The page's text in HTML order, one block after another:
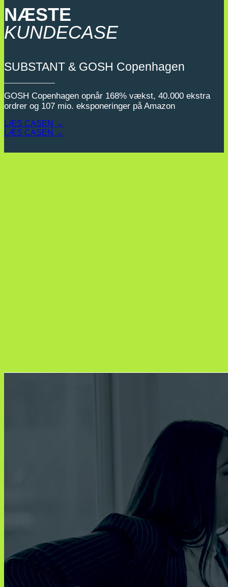
NÆSTE
KUNDECASE
SUBSTANT & GOSH Copenhagen
GOSH Copenhagen opnår 168% vækst, 40.000 ekstra
ordrer og 107 mio. eksponeringer på Amazon
LÆS CASEN →
LÆS CASEN →